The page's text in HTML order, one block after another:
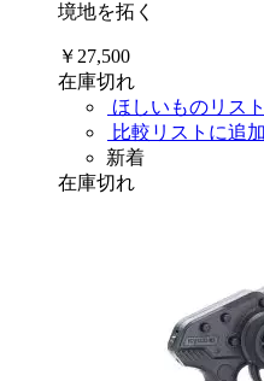
境地を拓く
￥27,500
在庫切れ
ほしいものリス
比較リストに追加
新着
在庫切れ